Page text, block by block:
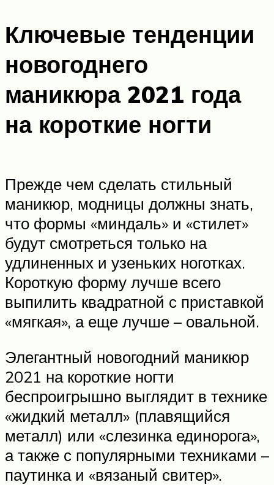
Ключевые тенденции
новогоднего
маникюра 2021 года
на короткие ногти
Прежде чем сделать стильный
маникюр, модницы должны знать,
что формы «миндаль» и «стилет»
будут смотреться только на
удлиненных и узеньких ноготках.
Короткую форму лучше всего
выпилить квадратной с приставкой
«мягкая», а еще лучше – овальной.
Элегантный новогодний маникюр
2021 на короткие ногти
беспроигрышно выглядит в технике
«жидкий металл» (плавящийся
металл) или «слезинка единорога»,
а также с популярными техниками –
паутинка и «вязаный свитер».